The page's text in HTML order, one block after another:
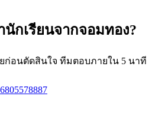
นักเรียนจากจอมทอง?
ก่อนตัดสินใจ ทีมตอบภายใน 5 นาที